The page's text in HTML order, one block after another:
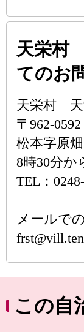
天栄村
てのお
天栄村 天
〒962-
松本字原
8時30分か
TEL：
メールで
この自